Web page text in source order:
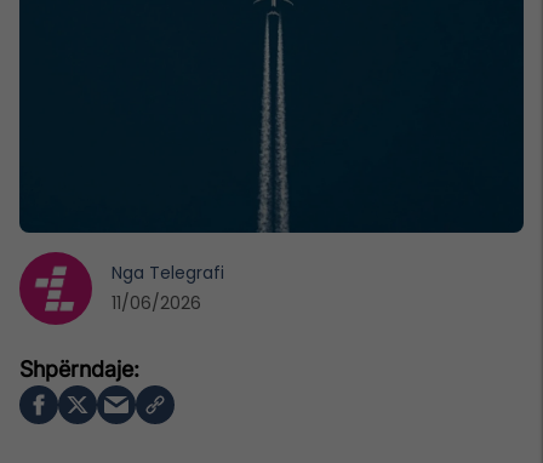
Nga Telegrafi
11/06/2026